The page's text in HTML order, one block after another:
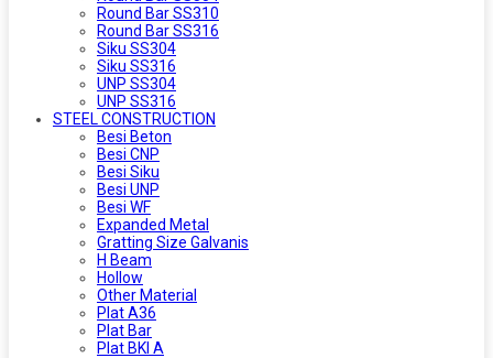
Round Bar SS310
Round Bar SS316
Siku SS304
Siku SS316
UNP SS304
UNP SS316
STEEL CONSTRUCTION
Besi Beton
Besi CNP
Besi Siku
Besi UNP
Besi WF
Expanded Metal
Gratting Size Galvanis
H Beam
Hollow
Other Material
Plat A36
Plat Bar
Plat BKI A